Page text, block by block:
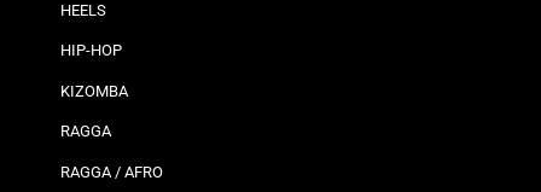
HEELS
HIP-HOP
KIZOMBA
RAGGA
RAGGA / AFRO